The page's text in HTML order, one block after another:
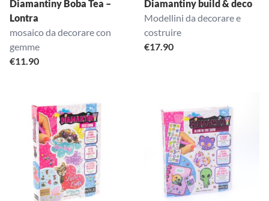
Diamantiny Boba Tea –
Lontra
mosaico da decorare con
gemme
€11.90
Diamantiny build & deco
Modellini da decorare e
costruire
€17.90